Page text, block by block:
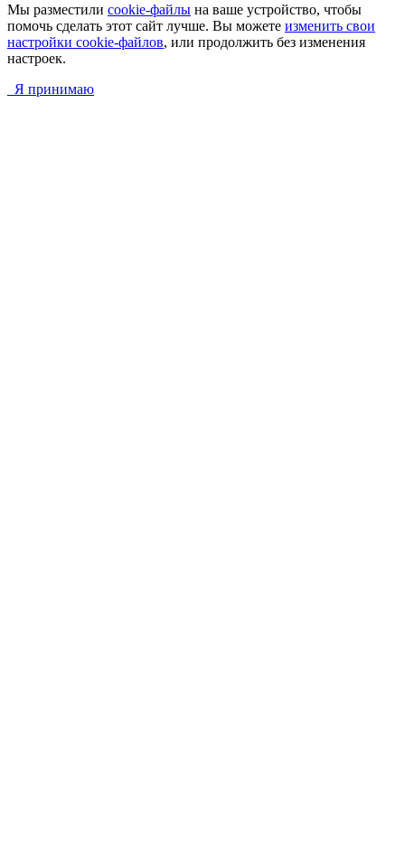
Мы разместили cookie-файлы на ваше устройство, чтобы
помочь сделать этот сайт лучше. Вы можете изменить свои
настройки cookie-файлов, или продолжить без изменения
настроек.
Я принимаю